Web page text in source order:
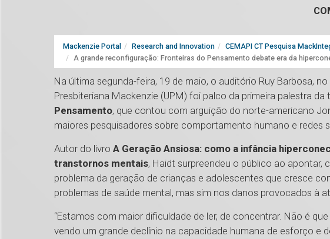
Mackenzie Portal Research and Innovation CEMAPI CT Pesquisa
A grande reconfiguração: Fronteiras do Pensamento debate era da
Na última segunda-feira, 19 de maio, o auditório Ruy Barbosa,
Presbiteriana Mackenzie (UPM) foi palco da primeira palestra da
Pensamento, que contou com arguição do norte-americano
maiores pesquisadores sobre comportamento humano e redes
Autor do livro A Geração Ansiosa: como a infância
transtornos mentais, Haidt surpreendeu o público ao apontar,
problema da geração de crianças e adolescentes que cresce
problemas de saúde mental, mas sim nos danos provocados à
“Estamos com maior dificuldade de ler, de concentrar. Não é
vendo um grande declínio na capacidade humana de esforço e